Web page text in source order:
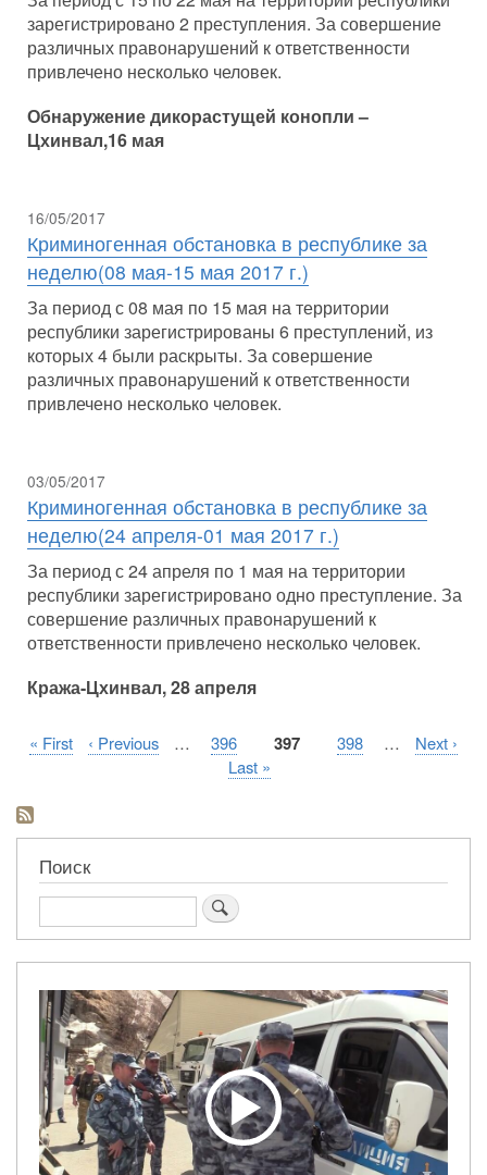
зарегистрировано 2 преступления. За совершение
различных правонарушений к ответственности
привлечено несколько человек.
Обнаружение дикорастущей конопли –
Цхинвал,16 мая
16/05/2017
Криминогенная обстановка в республике за
неделю(08 мая-15 мая 2017 г.)
За период с 08 мая по 15 мая на территории
республики зарегистрированы 6 преступлений, из
которых 4 были раскрыты. За совершение
различных правонарушений к ответственности
привлечено несколько человек.
03/05/2017
Криминогенная обстановка в республике за
неделю(24 апреля-01 мая 2017 г.)
За период с 24 апреля по 1 мая на территории
республики зарегистрировано одно преступление. За
совершение различных правонарушений к
ответственности привлечено несколько человек.
Кража-Цхинвал, 28 апреля
Нумерация
Первая
« First
Предыдущая
‹ Previous … Страница
396
Текущая
397 Страница
398 …
Next ›
Последняя
Last »
Поиск
Поиск